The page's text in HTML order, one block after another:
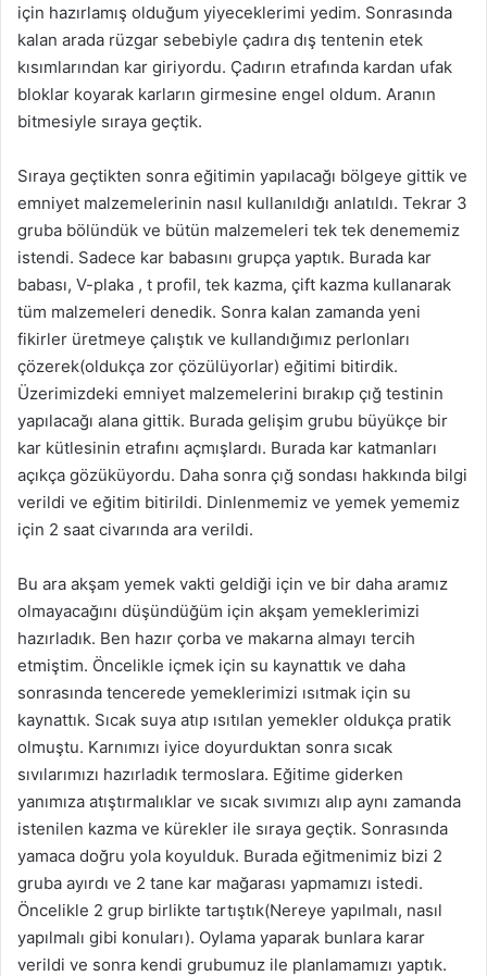
için hazırlamış olduğum yiyeceklerimi yedim. Sonrasında
kalan arada rüzgar sebebiyle çadıra dış tentenin etek
kısımlarından kar giriyordu. Çadırın etrafında kardan ufak
bloklar koyarak karların girmesine engel oldum. Aranın
bitmesiyle sıraya geçtik.
Sıraya geçtikten sonra eğitimin yapılacağı bölgeye gittik ve
emniyet malzemelerinin nasıl kullanıldığı anlatıldı. Tekrar 3
gruba bölündük ve bütün malzemeleri tek tek denememiz
istendi. Sadece kar babasını grupça yaptık. Burada kar
babası, V-plaka , t profil, tek kazma, çift kazma kullanarak
tüm malzemeleri denedik. Sonra kalan zamanda yeni
fikirler üretmeye çalıştık ve kullandığımız perlonları
çözerek(oldukça zor çözülüyorlar) eğitimi bitirdik.
Üzerimizdeki emniyet malzemelerini bırakıp çığ testinin
yapılacağı alana gittik. Burada gelişim grubu büyükçe bir
kar kütlesinin etrafını açmışlardı. Burada kar katmanları
açıkça gözüküyordu. Daha sonra çığ sondası hakkında bilgi
verildi ve eğitim bitirildi. Dinlenmemiz ve yemek yememiz
için 2 saat civarında ara verildi.
Bu ara akşam yemek vakti geldiği için ve bir daha aramız
olmayacağını düşündüğüm için akşam yemeklerimizi
hazırladık. Ben hazır çorba ve makarna almayı tercih
etmiştim. Öncelikle içmek için su kaynattık ve daha
sonrasında tencerede yemeklerimizi ısıtmak için su
kaynattık. Sıcak suya atıp ısıtılan yemekler oldukça pratik
olmuştu. Karnımızı iyice doyurduktan sonra sıcak
sıvılarımızı hazırladık termoslara. Eğitime giderken
yanımıza atıştırmalıklar ve sıcak sıvımızı alıp aynı zamanda
istenilen kazma ve kürekler ile sıraya geçtik. Sonrasında
yamaca doğru yola koyulduk. Burada eğitmenimiz bizi 2
gruba ayırdı ve 2 tane kar mağarası yapmamızı istedi.
Öncelikle 2 grup birlikte tartıştık(Nereye yapılmalı, nasıl
yapılmalı gibi konuları). Oylama yaparak bunlara karar
verildi ve sonra kendi grubumuz ile planlamamızı yaptık.